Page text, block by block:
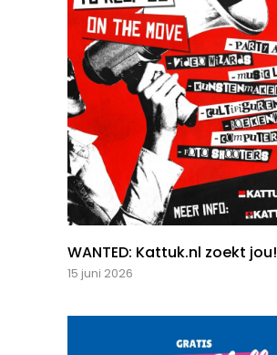
WANTED: Kattuk.nl zoekt jou!
15 juni 2026